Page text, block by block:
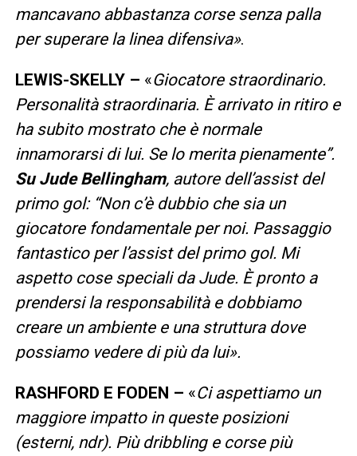
mancavano abbastanza corse senza palla
per superare la linea difensiva».
LEWIS-SKELLY – «Giocatore straordinario.
Personalità straordinaria. È arrivato in ritiro e
ha subito mostrato che è normale
innamorarsi di lui. Se lo merita pienamente”.
Su Jude Bellingham, autore dell’assist del
primo gol: “Non c’è dubbio che sia un
giocatore fondamentale per noi. Passaggio
fantastico per l’assist del primo gol. Mi
aspetto cose speciali da Jude. È pronto a
prendersi la responsabilità e dobbiamo
creare un ambiente e una struttura dove
possiamo vedere di più da lui».
RASHFORD E FODEN – «Ci aspettiamo un
maggiore impatto in queste posizioni
(esterni, ndr). Più dribbling e corse più